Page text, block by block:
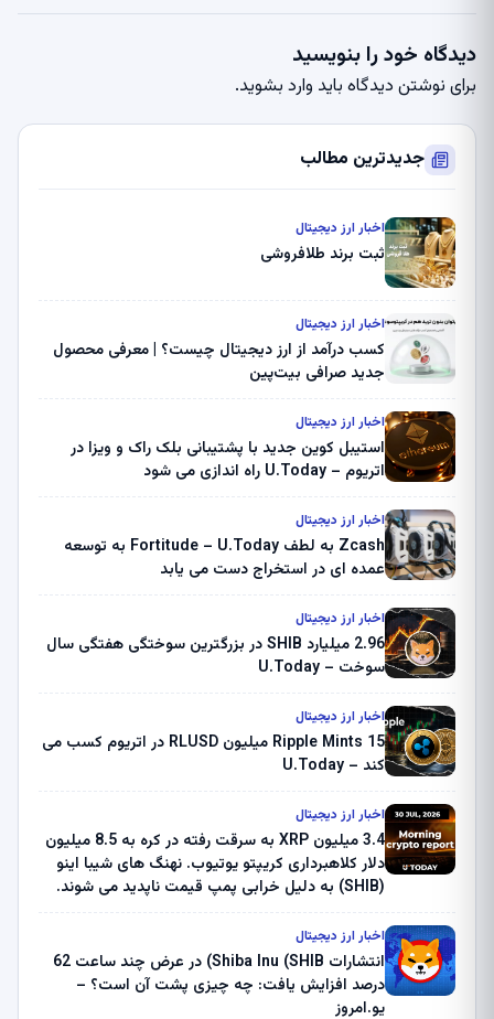
دیدگاه خود را بنویسید
برای نوشتن دیدگاه باید وارد بشوید.
جدیدترین مطالب
اخبار ارز دیجیتال
ثبت برند طلافروشی
اخبار ارز دیجیتال
کسب درآمد از ارز دیجیتال چیست؟ | معرفی محصول
جدید صرافی بیت‌پین
اخبار ارز دیجیتال
استیبل کوین جدید با پشتیبانی بلک راک و ویزا در
اتریوم – U.Today راه اندازی می شود
اخبار ارز دیجیتال
Zcash به لطف Fortitude – U.Today به توسعه
عمده ای در استخراج دست می یابد
اخبار ارز دیجیتال
2.96 میلیارد SHIB در بزرگترین سوختگی هفتگی سال
سوخت – U.Today
اخبار ارز دیجیتال
Ripple Mints 15 میلیون RLUSD در اتریوم کسب می
کند – U.Today
اخبار ارز دیجیتال
3.4 میلیون XRP به سرقت رفته در کره به 8.5 میلیون
دلار کلاهبرداری کریپتو یوتیوب. نهنگ های شیبا اینو
(SHIB) به دلیل خرابی پمپ قیمت ناپدید می شوند.
ثبت کرد – گزارش کریپتو صبح – U.Today
اخبار ارز دیجیتال
انتشارات Shiba Inu (SHIB) در عرض چند ساعت 62
درصد افزایش یافت: چه چیزی پشت آن است؟ –
یو.امروز